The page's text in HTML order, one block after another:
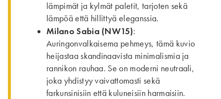
lämpimät ja kylmät paletit, tarjoten sekä
lämpöä että hillittyä eleganssia.
Milano Sabia (NW15):
Auringonvalkaisema pehmeys, tämä kuvio
heijastaa skandinaavista minimalismia ja
rannikon rauhaa. Se on moderni neutraali,
joka yhdistyy vaivattomasti sekä
farkunsinisiin että kuluneisiin harmaisiin.